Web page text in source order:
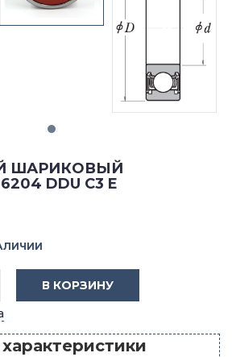
ШАРИКОВЫЙ
DDU C3 E
В КОРЗИНУ